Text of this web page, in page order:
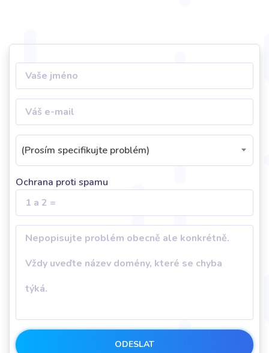
(Prosím specifikujte problém)
Ochrana proti spamu
ODESLAT